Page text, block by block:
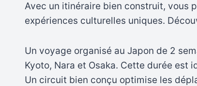
Avec un itinéraire bien construit, vous
expériences culturelles uniques.
Un voyage organisé au Japon de 2
Kyoto, Nara et Osaka. Cette durée est
Un circuit bien conçu optimise les